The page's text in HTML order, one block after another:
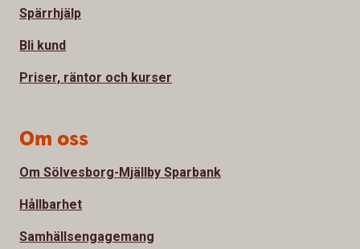
Spärrhjälp
Bli kund
Priser, räntor och kurser
Om oss
Om Sölvesborg-Mjällby Sparbank
Hållbarhet
Samhällsengagemang